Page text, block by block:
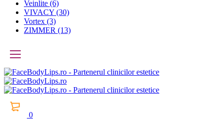
Veinlite (6)
VIVACY (30)
Vortex (3)
ZIMMER (13)
0